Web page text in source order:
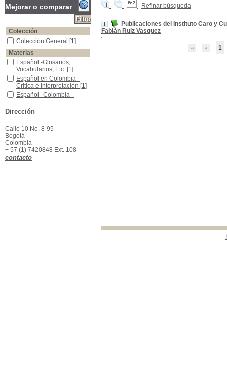
Refinar búsqueda
Publicaciones del Instituto Caro y
Fabiàn Ruiz Vasquez
1
Mejorar o comparar
Colección
Colección General
Colección General [1]
Materias
Español -Glosarios, Vocabularios, Etc.
Español -Glosarios,
Vocabularios, Etc. [1]
Español en Colombia--Critica e Interpretaciòn
Español en Colombia--
Critica e Interpretaciòn [1]
Español--Colombia--Lexicologìa
Español--Colombia--
Dirección
Calle 10 No. 8-95
Bogotá
Colombia
+ 57 (1) 7420848 Ext. 108
contacto